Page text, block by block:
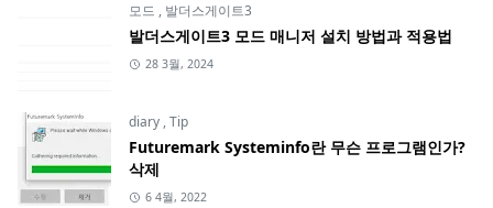
모드 , 발더스게이트3
발더스게이트3 모드 매니저 설치 방법과 적용법
28 3월, 2024
diary ,Tip
Futuremark Systeminfo란 무슨 프로그램인가?
삭제
6 4월, 2022